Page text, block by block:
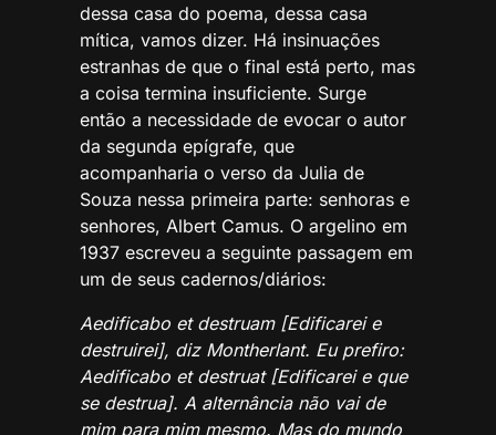
dessa casa do poema, dessa casa
mítica, vamos dizer. Há insinuações
estranhas de que o final está perto, mas
a coisa termina insuficiente. Surge
então a necessidade de evocar o autor
da segunda epígrafe, que
acompanharia o verso da Julia de
Souza nessa primeira parte: senhoras e
senhores, Albert Camus. O argelino em
1937 escreveu a seguinte passagem em
um de seus cadernos/diários:
Aedificabo et destruam [Edificarei e
destruirei], diz Montherlant. Eu prefiro:
Aedificabo et destruat [Edificarei e que
se destrua]. A alternância não vai de
mim para mim mesmo. Mas do mundo